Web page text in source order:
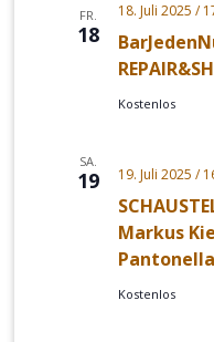
FR.
18
18. Juli 2025 /
Kostenlos
SA.
19
Markus
19. Juli 2025 /
Kostenlos